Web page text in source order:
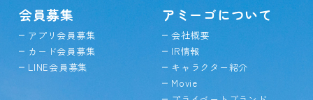
会員募集
アプリ会員募集
カード会員募集
LINE会員募集
アミーゴについて
会社概要
IR情報
キャラクター紹介
Movie